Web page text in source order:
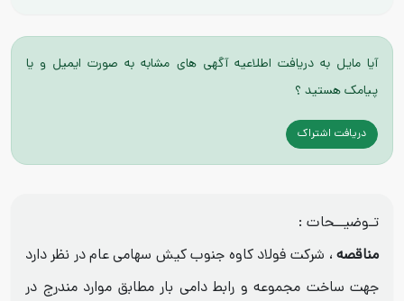
آیا مایل به دریافت اطلاعیه آگهی های مشابه به صورت ایمیل و یا
پیامک هستید ؟
دریافت اشتراک
تـوضیــحات :
مناقصه ، شرکت فولاد کاوه جنوب کیش سهامی عام در نظر دارد
جهت ساخت مجموعه و رابط دامی بار مطابق موارد مندرج در